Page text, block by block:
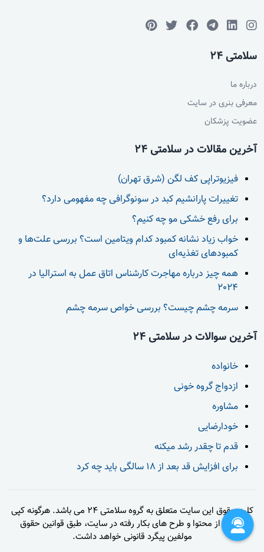
سلامتی 24
درباره ما
معرفی بنری در سایت
عضویت پزشکان
آخرین مقالات در سلامتی 24
فیزیوتراپی کف لگن (شرق تهران)
تغییرات پارانشیم کبد در سونوگرافی چه مفهومی دارد؟
برای رفع خشکی مو چه کنیم؟
خواب زیاد نشانه کمبود کدام ویتامین است؟ بررسی علت‌ها و
کمبودهای تغذیه‌ای
همه چیز درباره مهاجرت کارشناس اتاق عمل به استرالیا در
2024
سرمه چشم چیست؟ بررسی خواص سرمه چشم
آخرین سوالات در سلامتی 24
خانواده
ازدواج گروه خونی
مشاوره
خودارضایی
قدم تا چقدر رشد میکنه
برای افزایش قد بعد از 18 سالگی باید چه کرد
کلیه حقوق این سایت متعلق به گروه سلامتی 24 می باشد. هرگونه کپی
برداری از محتوا و طرح های بکار رفته در سایت، طبق قوانین حقوق
مولفین پیگرد قانونی خواهد داشت.